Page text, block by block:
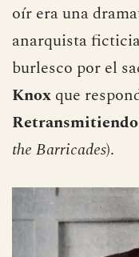
oír era una
anarquista
burlesco por el
Knox que
the Barricades).